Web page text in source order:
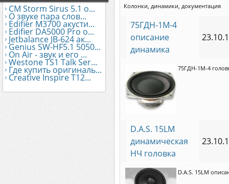
CM Storm Sirus 5.1 о...
О звуке пара слов...
Edifier М3700 акусти...
Edifier DA5000 Pro о...
Jetbalance JB-624 ак...
Genius SW-HF5.1 5050...
On Air - звук и его ...
Westone TS1 Talk Ser...
Где купить оригиналь...
Creative Inspire T12...
Колонки, динамики, документация
75ГДН-1М-4
описание
динамика
75ГДН-1М-4
D.A.S. 15LM
динамическая
НЧ головка
D.A.S. 15LM